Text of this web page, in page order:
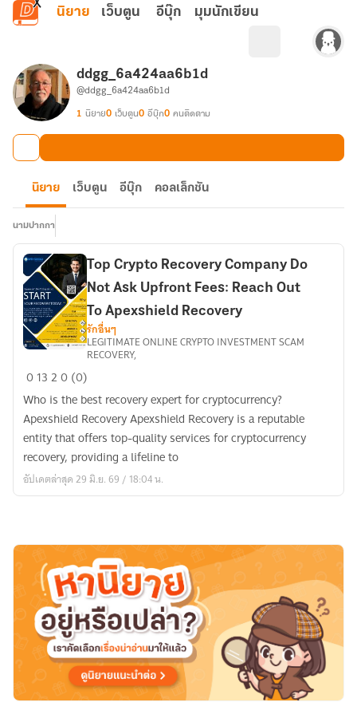
ข้ามไปยังเนื้อหาหลัก
นิยาย เว็บตูน อีบุ๊ก มุมนักเขียน
ddgg_6a424aa6b1d
@ddgg_6a424aa6b1d
1 นิยาย0 เว็บตูน0 อีบุ๊ก0 คนติดตาม
นิยาย เว็บตูน อีบุ๊ก คอลเล็กชัน
นามปากกา
Crypto
Recovery
Company
Do
Not
Ask
Upfront
Out
To
Apexshield
Recovery
Top Crypto Recovery Company Do
Not Ask Upfront Fees: Reach Out
To Apexshield Recovery
รักอื่นๆ
LEGITIMATE ONLINE CRYPTO INVESTMENT SCAM
RECOVERY,
01320 (0)
Who is the best recovery expert for cryptocurrency?
Apexshield Recovery Apexshield Recovery is a reputable
entity that offers top-quality services for cryptocurrency
recovery, providing a lifeline to
อัปเดตล่าสุด 29 มิ.ย. 69 / 18:04 น.